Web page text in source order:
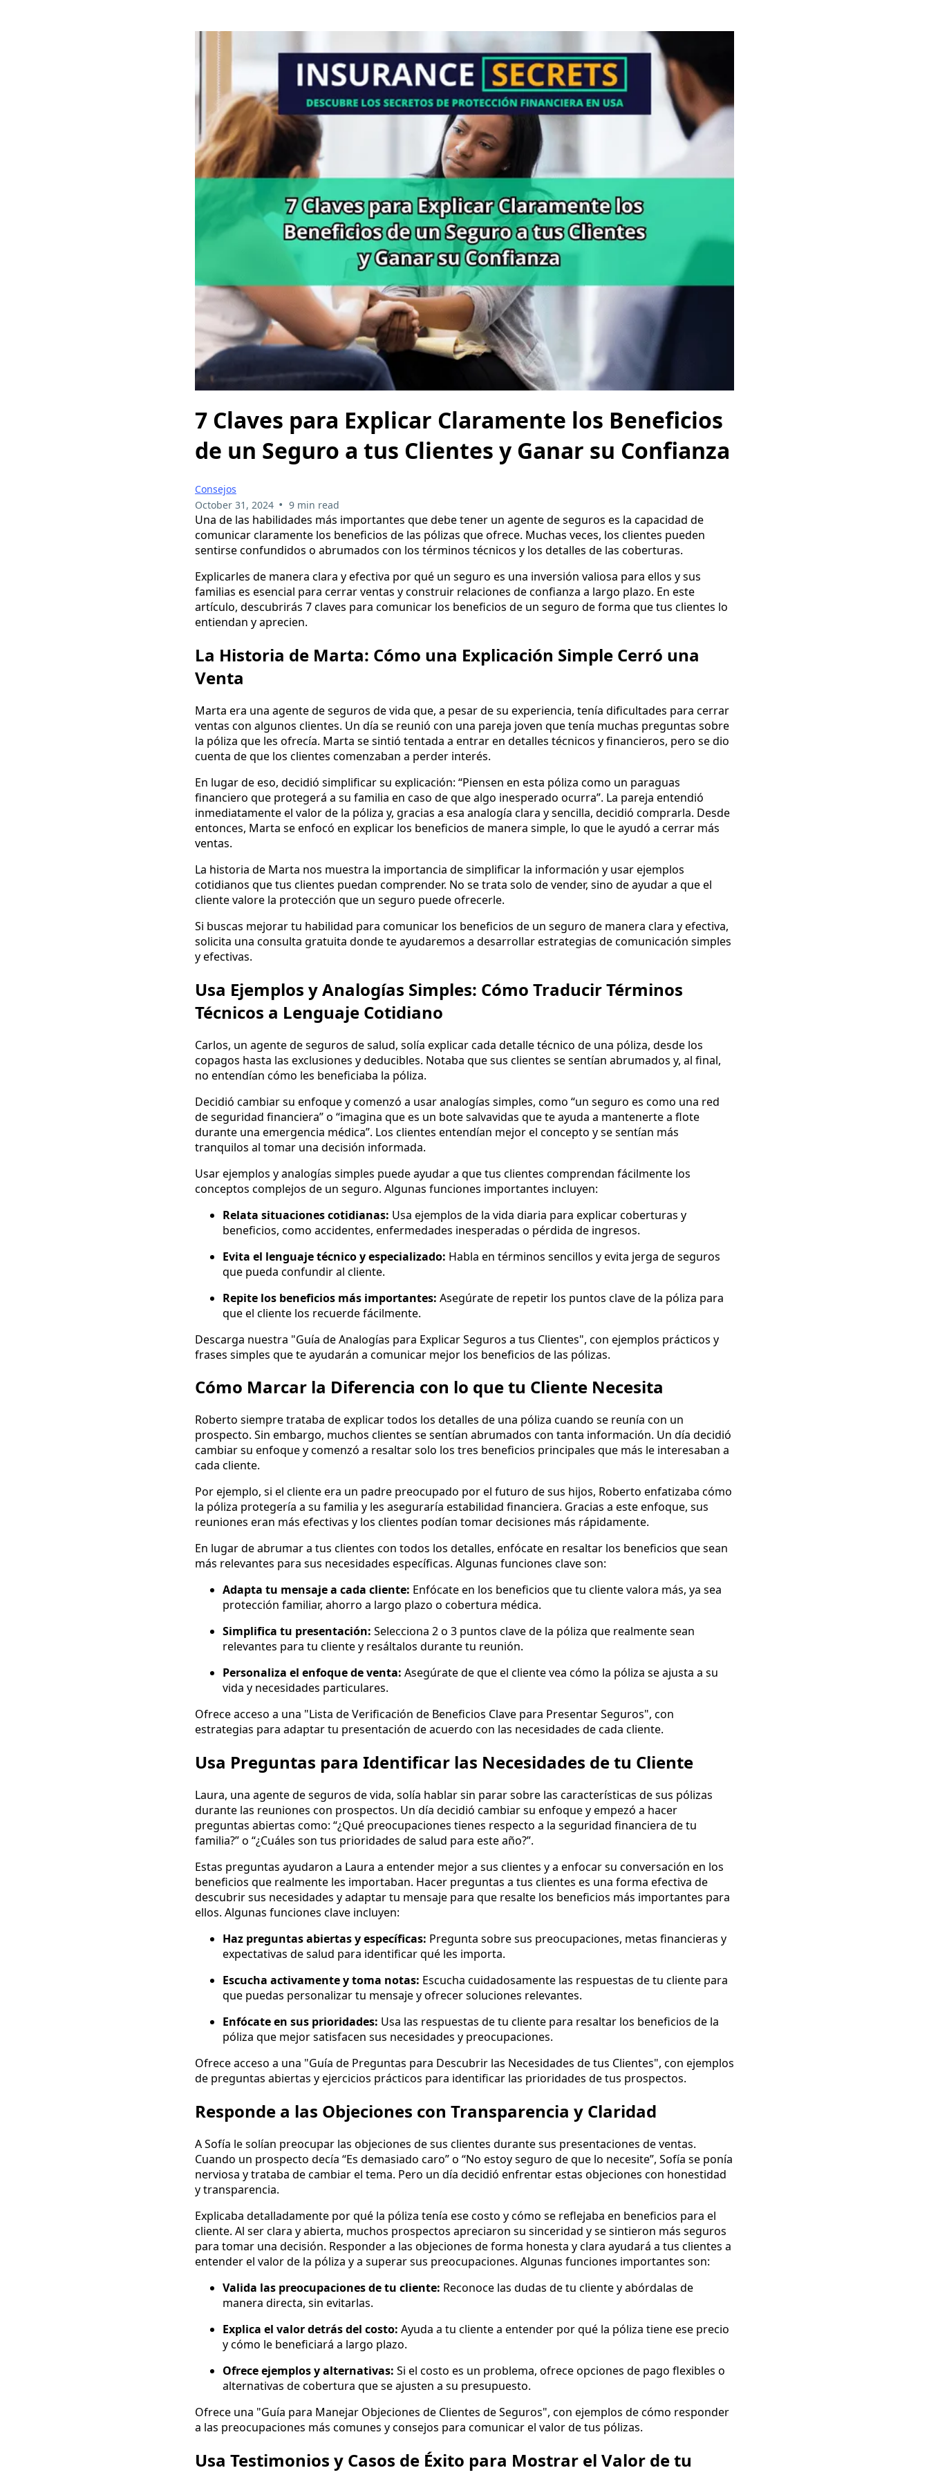
7 Claves para Explicar Claramente los Beneficios
de un Seguro a tus Clientes y Ganar su Confianza
Consejos
October 31, 2024 • 9 min read
Una de las habilidades más importantes que debe tener un agente de seguros es la capacidad de
comunicar claramente los beneficios de las pólizas que ofrece. Muchas veces, los clientes pueden
sentirse confundidos o abrumados con los términos técnicos y los detalles de las coberturas.
Explicarles de manera clara y efectiva por qué un seguro es una inversión valiosa para ellos y sus
familias es esencial para cerrar ventas y construir relaciones de confianza a largo plazo. En este
artículo, descubrirás 7 claves para comunicar los beneficios de un seguro de forma que tus clientes lo
entiendan y aprecien.
La Historia de Marta: Cómo una Explicación Simple Cerró una
Venta
Marta era una agente de seguros de vida que, a pesar de su experiencia, tenía dificultades para cerrar
ventas con algunos clientes. Un día se reunió con una pareja joven que tenía muchas preguntas sobre
la póliza que les ofrecía. Marta se sintió tentada a entrar en detalles técnicos y financieros, pero se dio
cuenta de que los clientes comenzaban a perder interés.
En lugar de eso, decidió simplificar su explicación: “Piensen en esta póliza como un paraguas
financiero que protegerá a su familia en caso de que algo inesperado ocurra”. La pareja entendió
inmediatamente el valor de la póliza y, gracias a esa analogía clara y sencilla, decidió comprarla. Desde
entonces, Marta se enfocó en explicar los beneficios de manera simple, lo que le ayudó a cerrar más
ventas.
La historia de Marta nos muestra la importancia de simplificar la información y usar ejemplos
cotidianos que tus clientes puedan comprender. No se trata solo de vender, sino de ayudar a que el
cliente valore la protección que un seguro puede ofrecerle.
Si buscas mejorar tu habilidad para comunicar los beneficios de un seguro de manera clara y efectiva,
solicita una consulta gratuita donde te ayudaremos a desarrollar estrategias de comunicación simples
y efectivas.
Usa Ejemplos y Analogías Simples: Cómo Traducir Términos
Técnicos a Lenguaje Cotidiano
Carlos, un agente de seguros de salud, solía explicar cada detalle técnico de una póliza, desde los
copagos hasta las exclusiones y deducibles. Notaba que sus clientes se sentían abrumados y, al final,
no entendían cómo les beneficiaba la póliza.
Decidió cambiar su enfoque y comenzó a usar analogías simples, como “un seguro es como una red
de seguridad financiera” o “imagina que es un bote salvavidas que te ayuda a mantenerte a flote
durante una emergencia médica”. Los clientes entendían mejor el concepto y se sentían más
tranquilos al tomar una decisión informada.
Usar ejemplos y analogías simples puede ayudar a que tus clientes comprendan fácilmente los
conceptos complejos de un seguro. Algunas funciones importantes incluyen:
Relata situaciones cotidianas: Usa ejemplos de la vida diaria para explicar coberturas y
beneficios, como accidentes, enfermedades inesperadas o pérdida de ingresos.
Evita el lenguaje técnico y especializado: Habla en términos sencillos y evita jerga de seguros
que pueda confundir al cliente.
Repite los beneficios más importantes: Asegúrate de repetir los puntos clave de la póliza para
que el cliente los recuerde fácilmente.
Descarga nuestra "Guía de Analogías para Explicar Seguros a tus Clientes", con ejemplos prácticos y
frases simples que te ayudarán a comunicar mejor los beneficios de las pólizas.
Cómo Marcar la Diferencia con lo que tu Cliente Necesita
Roberto siempre trataba de explicar todos los detalles de una póliza cuando se reunía con un
prospecto. Sin embargo, muchos clientes se sentían abrumados con tanta información. Un día decidió
cambiar su enfoque y comenzó a resaltar solo los tres beneficios principales que más le interesaban a
cada cliente.
Por ejemplo, si el cliente era un padre preocupado por el futuro de sus hijos, Roberto enfatizaba cómo
la póliza protegería a su familia y les aseguraría estabilidad financiera. Gracias a este enfoque, sus
reuniones eran más efectivas y los clientes podían tomar decisiones más rápidamente.
En lugar de abrumar a tus clientes con todos los detalles, enfócate en resaltar los beneficios que sean
más relevantes para sus necesidades específicas. Algunas funciones clave son:
Adapta tu mensaje a cada cliente: Enfócate en los beneficios que tu cliente valora más, ya sea
protección familiar, ahorro a largo plazo o cobertura médica.
Simplifica tu presentación: Selecciona 2 o 3 puntos clave de la póliza que realmente sean
relevantes para tu cliente y resáltalos durante tu reunión.
Personaliza el enfoque de venta: Asegúrate de que el cliente vea cómo la póliza se ajusta a su
vida y necesidades particulares.
Ofrece acceso a una "Lista de Verificación de Beneficios Clave para Presentar Seguros", con
estrategias para adaptar tu presentación de acuerdo con las necesidades de cada cliente.
Usa Preguntas para Identificar las Necesidades de tu Cliente
Laura, una agente de seguros de vida, solía hablar sin parar sobre las características de sus pólizas
durante las reuniones con prospectos. Un día decidió cambiar su enfoque y empezó a hacer
preguntas abiertas como: “¿Qué preocupaciones tienes respecto a la seguridad financiera de tu
familia?” o “¿Cuáles son tus prioridades de salud para este año?”.
Estas preguntas ayudaron a Laura a entender mejor a sus clientes y a enfocar su conversación en los
beneficios que realmente les importaban. Hacer preguntas a tus clientes es una forma efectiva de
descubrir sus necesidades y adaptar tu mensaje para que resalte los beneficios más importantes para
ellos. Algunas funciones clave incluyen:
Haz preguntas abiertas y específicas: Pregunta sobre sus preocupaciones, metas financieras y
expectativas de salud para identificar qué les importa.
Escucha activamente y toma notas: Escucha cuidadosamente las respuestas de tu cliente para
que puedas personalizar tu mensaje y ofrecer soluciones relevantes.
Enfócate en sus prioridades: Usa las respuestas de tu cliente para resaltar los beneficios de la
póliza que mejor satisfacen sus necesidades y preocupaciones.
Ofrece acceso a una "Guía de Preguntas para Descubrir las Necesidades de tus Clientes", con ejemplos
de preguntas abiertas y ejercicios prácticos para identificar las prioridades de tus prospectos.
Responde a las Objeciones con Transparencia y Claridad
A Sofía le solían preocupar las objeciones de sus clientes durante sus presentaciones de ventas.
Cuando un prospecto decía “Es demasiado caro” o “No estoy seguro de que lo necesite”, Sofía se ponía
nerviosa y trataba de cambiar el tema. Pero un día decidió enfrentar estas objeciones con honestidad
y transparencia.
Explicaba detalladamente por qué la póliza tenía ese costo y cómo se reflejaba en beneficios para el
cliente. Al ser clara y abierta, muchos prospectos apreciaron su sinceridad y se sintieron más seguros
para tomar una decisión. Responder a las objeciones de forma honesta y clara ayudará a tus clientes a
entender el valor de la póliza y a superar sus preocupaciones. Algunas funciones importantes son:
Valida las preocupaciones de tu cliente: Reconoce las dudas de tu cliente y abórdalas de
manera directa, sin evitarlas.
Explica el valor detrás del costo: Ayuda a tu cliente a entender por qué la póliza tiene ese precio
y cómo le beneficiará a largo plazo.
Ofrece ejemplos y alternativas: Si el costo es un problema, ofrece opciones de pago flexibles o
alternativas de cobertura que se ajusten a su presupuesto.
Ofrece una "Guía para Manejar Objeciones de Clientes de Seguros", con ejemplos de cómo responder
a las preocupaciones más comunes y consejos para comunicar el valor de tus pólizas.
Usa Testimonios y Casos de Éxito para Mostrar el Valor de tu